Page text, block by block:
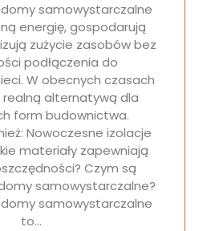
samowystarczalne
energię, gospodarują
zużycie zasobów bez
podłączenia do
W obecnych czasach
alternatywą dla
form budownictwa.
Nowoczesne izolacje
materiały zapewniają
Czym są
samowystarczalne?
samowystarczalne
to…